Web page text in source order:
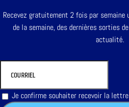
Recevez gratuitement 2 fois par
de la semaine, des dernières sorties
actualité.
Je confirme souhaiter recevoir la